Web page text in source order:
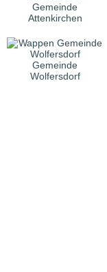
Gemeinde
Attenkirchen
Gemeinde
Wolfersdorf